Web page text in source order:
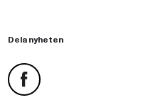
Dela nyheten